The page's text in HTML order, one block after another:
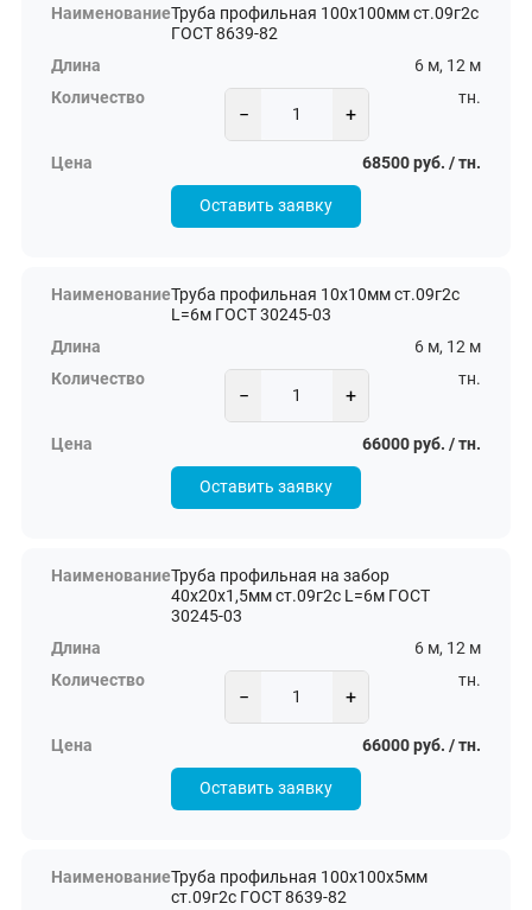
Труба профильная 100х100мм ст.09г2с
ГОСТ 8639-82
6 м, 12 м
− +
тн.
68500 руб. / тн.
Оставить заявку
Труба профильная 10х10мм ст.09г2с
L=6м ГОСТ 30245-03
6 м, 12 м
− +
тн.
66000 руб. / тн.
Оставить заявку
Труба профильная на забор
40х20х1,5мм ст.09г2с L=6м ГОСТ
30245-03
6 м, 12 м
− +
тн.
66000 руб. / тн.
Оставить заявку
Труба профильная 100х100х5мм
ст.09г2с ГОСТ 8639-82